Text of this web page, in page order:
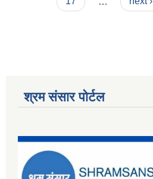
श्रम संसार पोर्टल